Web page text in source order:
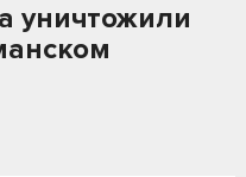
уничтожили